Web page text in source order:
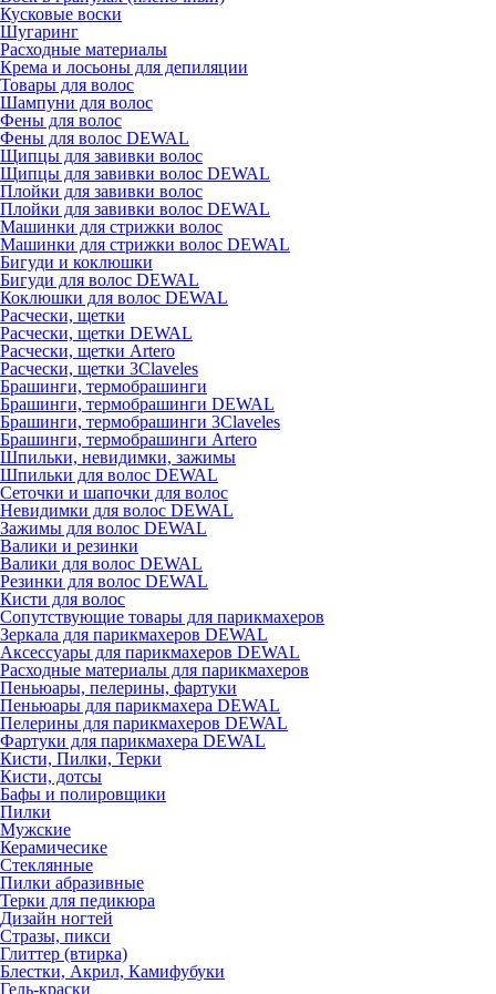
Кусковые воски
Шугаринг
Расходные материалы
Крема и лосьоны для депиляции
Товары для волос
Шампуни для волос
Фены для волос
Фены для волос DEWAL
Щипцы для завивки волос
Щипцы для завивки волос DEWAL
Плойки для завивки волос
Плойки для завивки волос DEWAL
Машинки для стрижки волос
Машинки для стрижки волос DEWAL
Бигуди и коклюшки
Бигуди для волос DEWAL
Коклюшки для волос DEWAL
Расчески, щетки
Расчески, щетки DEWAL
Расчески, щетки Artero
Расчески, щетки 3Claveles
Брашинги, термобрашинги
Брашинги, термобрашинги DEWAL
Брашинги, термобрашинги 3Claveles
Брашинги, термобрашинги Artero
Шпильки, невидимки, зажимы
Шпильки для волос DEWAL
Сеточки и шапочки для волос
Невидимки для волос DEWAL
Зажимы для волос DEWAL
Валики и резинки
Валики для волос DEWAL
Резинки для волос DEWAL
Кисти для волос
Сопутствующие товары для парикмахеров
Зеркала для парикмахеров DEWAL
Аксессуары для парикмахеров DEWAL
Расходные материалы для парикмахеров
Пеньюары, пелерины, фартуки
Пеньюары для парикмахера DEWAL
Пелерины для парикмахеров DEWAL
Фартуки для парикмахера DEWAL
Кисти, Пилки, Терки
Кисти, дотсы
Бафы и полировщики
Пилки
Мужские
Керамичесике
Стеклянные
Пилки абразивные
Терки для педикюра
Дизайн ногтей
Стразы, пикси
Глиттер (втирка)
Блестки, Акрил, Камифубуки
Гель-краски